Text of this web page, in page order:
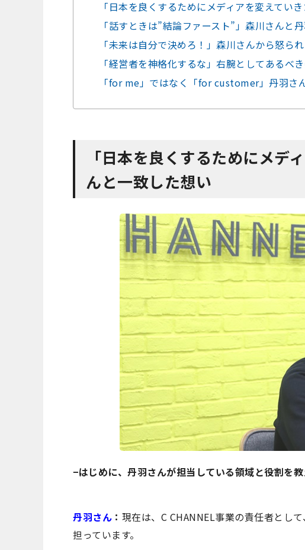
「日本を良くするためにメディアを変えてい
「話すときは”結論ファースト”」森川さんと
「未来は自分で決めろ！」森川さんから怒ら
「経営者を神格化するな」右腕としてあるべ
「for me」ではなく「for customer」丹羽さ
「日本を良くするためにメデ
んと一致した想い
−はじめに、丹羽さんが担当している領域と役割を教
丹羽さん ： 現在は、C CHANNEL事業の責任者とし
担っています。